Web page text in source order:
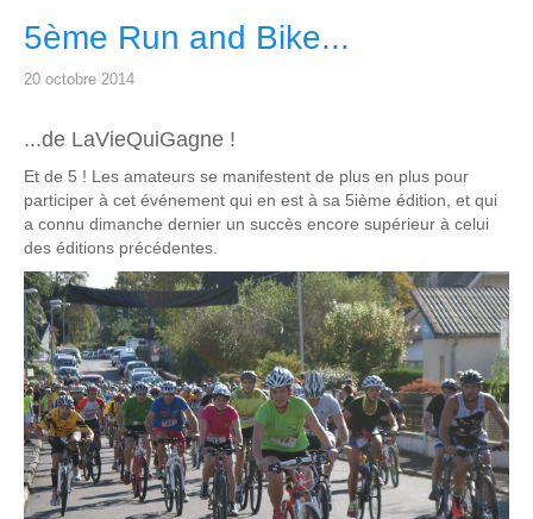
5ème Run and Bike...
20 octobre 2014
...de LaVieQuiGagne !
Et de 5 ! Les amateurs se manifestent de plus en plus pour
participer à cet événement qui en est à sa 5ième édition, et qui
a connu dimanche dernier un succès encore supérieur à celui
des éditions précédentes.